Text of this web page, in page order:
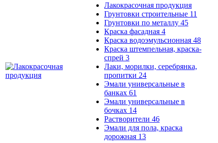
Лакокрасочная продукция
Грунтовки строительные 11
Грунтовки по металлу 45
Краска фасадная 4
Краска водоэмульсионная 48
Краска штемпельная, краска-
спрей 3
Лаки, морилки, серебрянка,
пропитки 24
Эмали универсальные в
банках 61
Эмали универсальные в
бочках 14
Растворители 46
Эмали для пола, краска
дорожная 13